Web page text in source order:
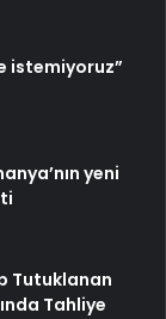
istemiyoruz”
yeni
Tutuklanan
Tahliye